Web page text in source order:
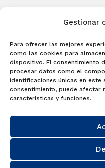
Gestionar
Para ofrecer las mejores
como las cookies para
dispositivo. El consentimiento
procesar datos como el
identificaciones únicas en
consentimiento, puede afectar
características y funciones.
Becas Examia
Contacto
CERTIFICACIONES
Linguaskill
Cambridge
EXAMÍNATE
Matricúlate con